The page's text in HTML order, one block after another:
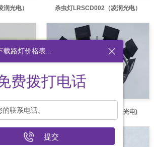
光电） 杀虫灯LRSCD002（凌润光电）
润光电) 高杆灯LRGGD002(凌润光电)
载路灯价格表...
费拨打电话
提交